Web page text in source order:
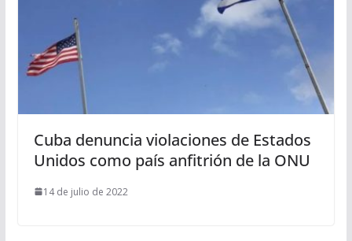
Cuba denuncia violaciones de Estados
Unidos como país anfitrión de la ONU
14 de julio de 2022